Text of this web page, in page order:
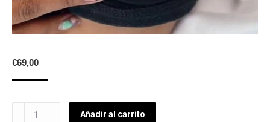
€69,00
TATTOO
Añadir al carrito